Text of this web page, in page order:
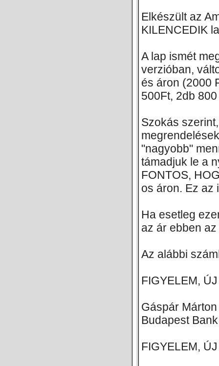
Elkészült az
KILENCEDIK
A lap ismét
verzióban,
és áron (2000
500Ft, 2db
Szokás
"nagyobb"
támadjuk le a
FONTOS,
os áron. Ez az
Ha esetleg
az ár ebben
Az alábbi
FIGYELEM,
Gáspár
Budapest
FIGYELEM,